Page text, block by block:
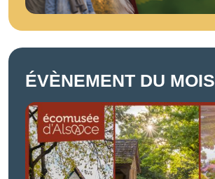
ÉVÈNEMENT DU MOIS